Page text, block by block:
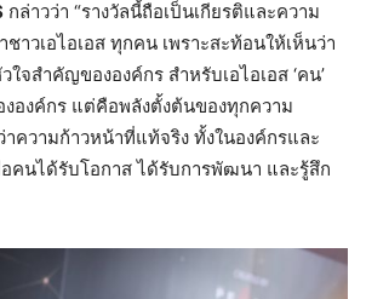
กล่าวว่า “รางวัลนี้ถือเป็นเกียรติและความ
าวเอไอเอส ทุกคน เพราะสะท้อนให้เห็นว่า
จสำคัญขององค์กร สำหรับเอไอเอส ‘คน’
องค์กร แต่คือพลังตั้งต้นของทุกความ
าความก้าวหน้าที่แท้จริง ทั้งในองค์กรและ
อคนได้รับโอกาส ได้รับการพัฒนา และรู้สึก